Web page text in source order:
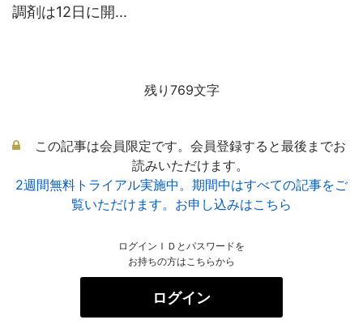
調剤は12日に開...
残り769文字
この記事は会員限定です。会員登録すると最後までお
読みいただけます。
2週間無料トライアル実施中。期間中はすべての記事をご
覧いただけます。お申し込みはこちら
ログインＩＤとパスワードを
お持ちの方はこちらから
ログイン